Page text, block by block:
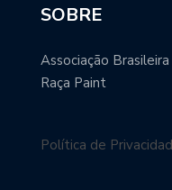
SOBRE
Associação
Raça Paint
Política de